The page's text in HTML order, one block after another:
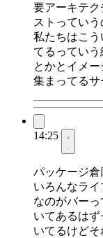
要アーキテク
ストってい
私たちはこ
てるっていう
とかとイメ
集まってる
14:25
パッケージ
いろんなラ
なのがバー
いてあるは
いてるけど